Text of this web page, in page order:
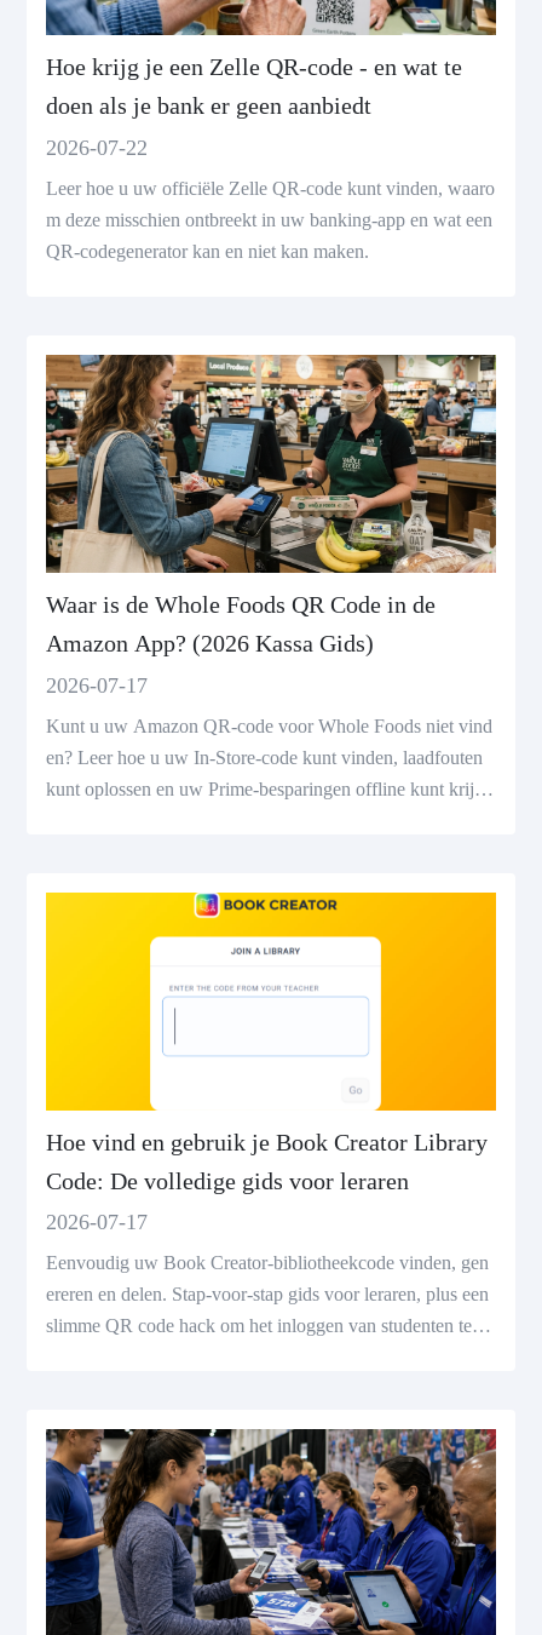
Hoe krijg je een Zelle QR-code - en wat te
doen als je bank er geen aanbiedt
2026-07-22
Leer hoe u uw officiële Zelle QR-code kunt vinden, waaro
m deze misschien ontbreekt in uw banking-app en wat een
QR-codegenerator kan en niet kan maken.
Waar is de Whole Foods QR Code in de
Amazon App? (2026 Kassa Gids)
2026-07-17
Kunt u uw Amazon QR-code voor Whole Foods niet vind
en? Leer hoe u uw In-Store-code kunt vinden, laadfouten
kunt oplossen en uw Prime-besparingen offline kunt krijge
Hoe vind en gebruik je Book Creator Library
Code: De volledige gids voor leraren
2026-07-17
Eenvoudig uw Book Creator-bibliotheekcode vinden, gen
ereren en delen. Stap-voor-stap gids voor leraren, plus een
slimme QR code hack om het inloggen van studenten te ve